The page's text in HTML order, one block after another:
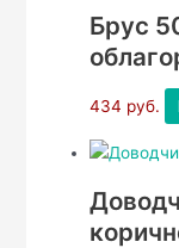
Брус
434 руб.